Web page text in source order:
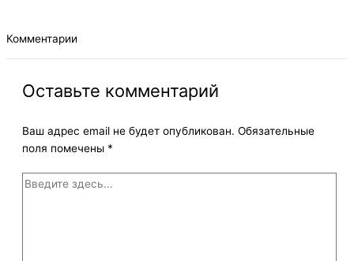
Комментарии
Оставьте комментарий
Ваш адрес email не будет опубликован. Обязательные
поля помечены *
Введите